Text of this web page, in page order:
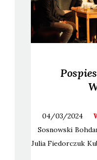
04/03/2024
Sosnowski
Julia Fiedorczuk